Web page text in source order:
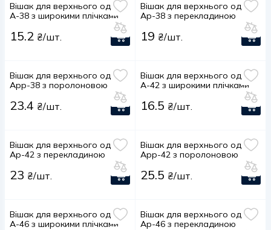
Вішак для верхнього одягу
А-38 з широкими плічками
15.2 ₴/шт.
Вішак для верхнього одягу
Aр-38 з перекладиною
19 ₴/шт.
Вішак для верхнього одягу
Aрр-38 з поролоновою
23.4 ₴/шт.
Вішак для верхнього одягу
А-42 з широкими плічками
16.5 ₴/шт.
Вішак для верхнього одягу
Aр-42 з перекладиною
23 ₴/шт.
Вішак для верхнього одягу
Aрр-42 з поролоновою
25.5 ₴/шт.
Вішак для верхнього одягу
А-46 з широкими плічками
Вішак для верхнього одягу
Aр-46 з перекладиною